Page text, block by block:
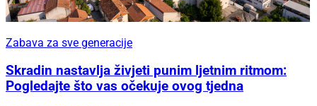
Zabava za sve generacije
Skradin nastavlja živjeti punim ljetnim ritmom:
Pogledajte što vas očekuje ovog tjedna